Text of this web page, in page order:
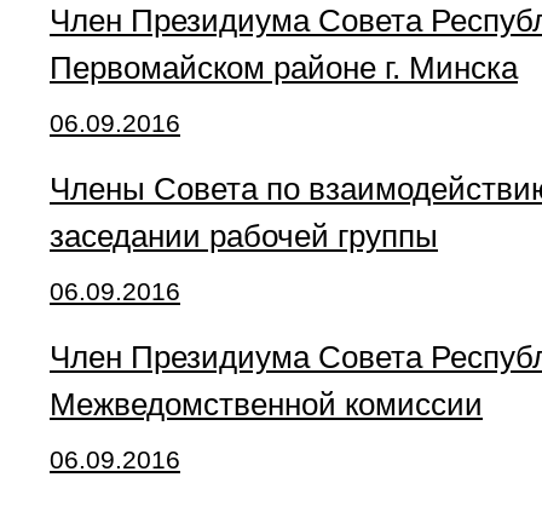
Член Президиума Совета
Первомайском районе г. Минска
06.09.2016
Члены Совета по
заседании рабочей группы
06.09.2016
Член Президиума Совета
Межведомственной комиссии
06.09.2016